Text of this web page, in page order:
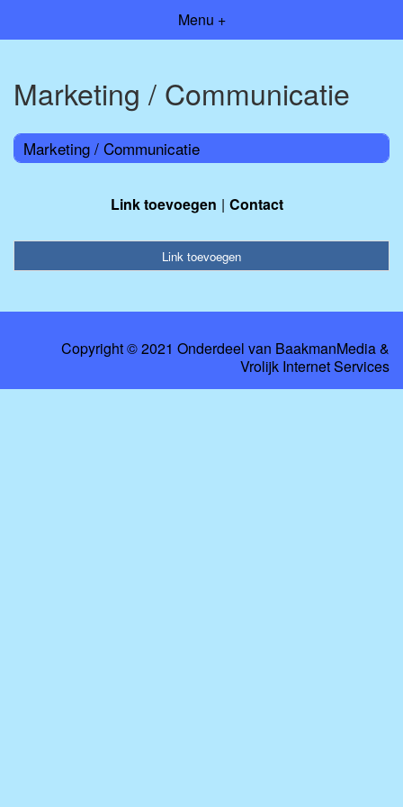
Menu +
Marketing / Communicatie
Marketing / Communicatie
Link toevoegen Contact
Link toevoegen
Copyright © 2021 Onderdeel van BaakmanMedia&
Vrolijk Internet Services